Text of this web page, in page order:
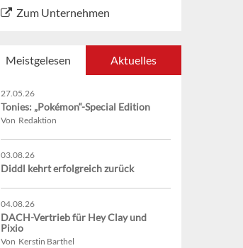
Zum Unternehmen
Meistgelesen Aktuelles
27.05.26
Tonies: „Pokémon“-Special Edition
Von Redaktion
03.08.26
Diddl kehrt erfolgreich zurück
04.08.26
DACH-Vertrieb für Hey Clay und
Pixio
Von Kerstin Barthel